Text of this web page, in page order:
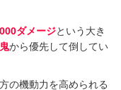
ダメージという大き
から優先して倒してい
の機動力を高められる